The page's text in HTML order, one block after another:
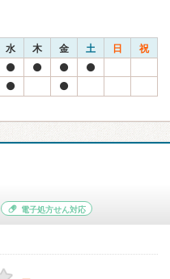
水 木 金 土 日 祝
電子処方せん対応